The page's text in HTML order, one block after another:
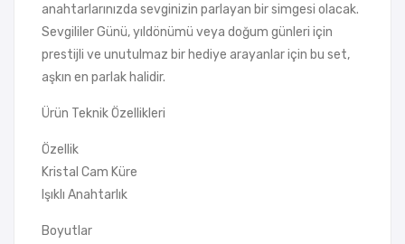
anahtarlarınızda sevginizin parlayan bir simgesi olacak.
Sevgililer Günü, yıldönümü veya doğum günleri için
prestijli ve unutulmaz bir hediye arayanlar için bu set,
aşkın en parlak halidir.
Ürün Teknik Özellikleri
Özellik
Kristal Cam Küre
Işıklı Anahtarlık
Boyutlar